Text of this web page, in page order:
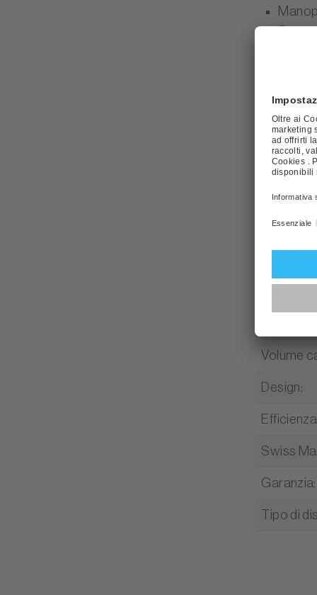
Volume
Design:
Swiss
Garanzia:
Tipo di